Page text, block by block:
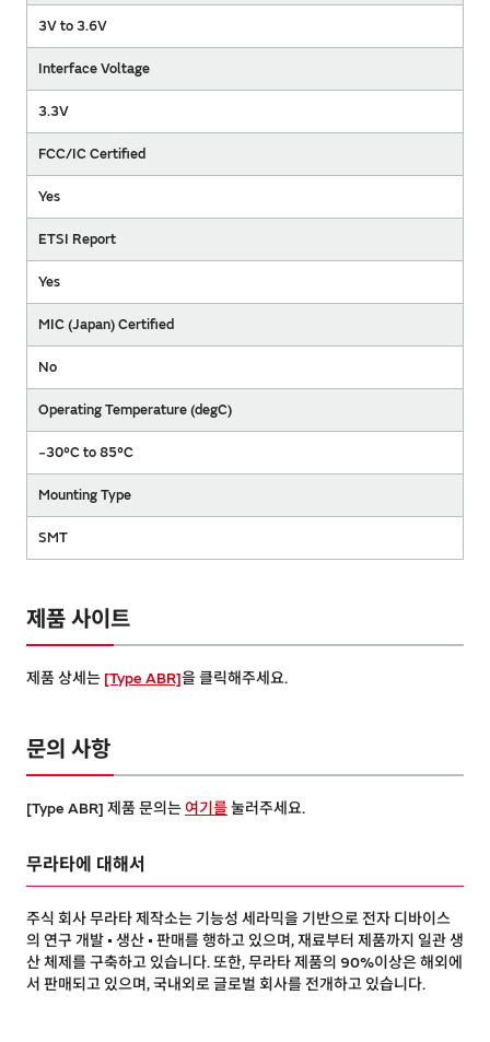
3V to 3.6V
Interface Voltage
3.3V
FCC/IC Certified
Yes
ETSI Report
Yes
MIC (Japan) Certified
No
Operating Temperature (degC)
−30°C to 85°C
Mounting Type
SMT
제품 사이트
제품 상세는 [Type ABR]을 클릭해주세요.
문의 사항
[Type ABR] 제품 문의는여기를눌러주세요.
무라타에 대해서
주식 회사 무라타 제작소는 기능성 세라믹을 기반으로 전자 디바이스
의 연구 개발 • 생산 • 판매를 행하고 있으며, 재료부터 제품까지 일관 생
산 체제를 구축하고 있습니다. 또한, 무라타 제품의 90%이상은 해외에
서 판매되고 있으며, 국내외로 글로벌 회사를 전개하고 있습니다.